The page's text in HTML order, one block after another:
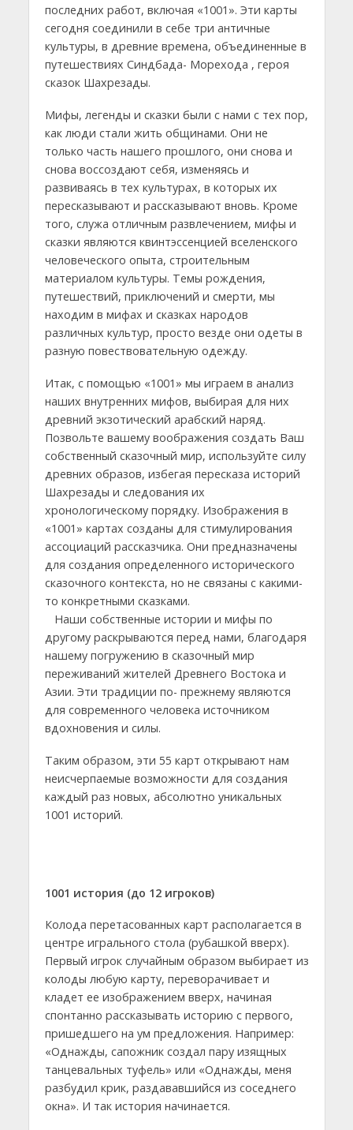
последних работ, включая «1001». Эти карты
сегодня соединили в себе три античные
культуры, в древние времена, объединенные в
путешествиях Синдбада- Морехода , героя
сказок Шахрезады.
Мифы, легенды и сказки были с нами с тех пор,
как люди стали жить общинами. Они не
только часть нашего прошлого, они снова и
снова воссоздают себя, изменяясь и
развиваясь в тех культурах, в которых их
пересказывают и рассказывают вновь. Кроме
того, служа отличным развлечением, мифы и
сказки являются квинтэссенцией вселенского
человеческого опыта, строительным
материалом культуры. Темы рождения,
путешествий, приключений и смерти, мы
находим в мифах и сказках народов
различных культур, просто везде они одеты в
разную повествовательную одежду.
Итак, с помощью «1001» мы играем в анализ
наших внутренних мифов, выбирая для них
древний экзотический арабский наряд.
Позвольте вашему воображения создать Ваш
собственный сказочный мир, используйте силу
древних образов, избегая пересказа историй
Шахрезады и следования их
хронологическому порядку. Изображения в
«1001» картах созданы для стимулирования
ассоциаций рассказчика. Они предназначены
для создания определенного исторического
сказочного контекста, но не связаны с какими-
то конкретными сказками.
Наши собственные истории и мифы по
другому раскрываются перед нами, благодаря
нашему погружению в сказочный мир
переживаний жителей Древнего Востока и
Азии. Эти традиции по- прежнему являются
для современного человека источником
вдохновения и силы.
Таким образом, эти 55 карт открывают нам
неисчерпаемые возможности для создания
каждый раз новых, абсолютно уникальных
1001 историй.
1001 история (до 12 игроков)
Колода перетасованных карт располагается в
центре игрального стола (рубашкой вверх).
Первый игрок случайным образом выбирает из
колоды любую карту, переворачивает и
кладет ее изображением вверх, начиная
спонтанно рассказывать историю с первого,
пришедшего на ум предложения. Например:
«Однажды, сапожник создал пару изящных
танцевальных туфель» или «Однажды, меня
разбудил крик, раздававшийся из соседнего
окна». И так история начинается.